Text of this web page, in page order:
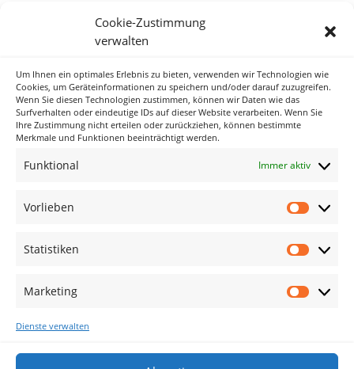
Cookie-Zustimmung
verwalten
Um Ihnen ein optimales Erlebnis zu bieten, verwenden wir Technologien wie
Cookies, um Geräteinformationen zu speichern und/oder darauf zuzugreifen.
Wenn Sie diesen Technologien zustimmen, können wir Daten wie das
Surfverhalten oder eindeutige IDs auf dieser Website verarbeiten. Wenn Sie
Ihre Zustimmung nicht erteilen oder zurückziehen, können bestimmte
Merkmale und Funktionen beeinträchtigt werden.
Funktional Immer aktiv
Vorlieben
Statistiken
Marketing
Dienste verwalten
Neueste Kommentare
Archiv
Keine Kategorien
Meta
Eintrags-Feed
WordPress.org